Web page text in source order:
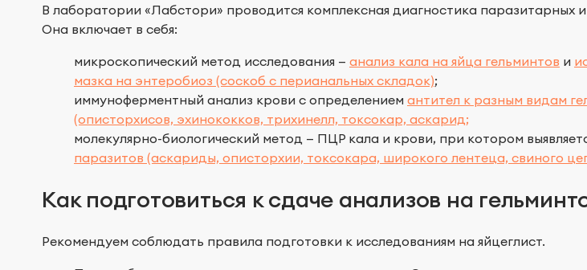
В лаборатории «Лабстори» проводится комплексная диагностика паразитарных
Она включает в себя:
микроскопический метод исследования — анализ кала на яйца гельминтов и
мазка на энтеробиоз (соскоб с перианальных складок);
иммуноферментный анализ крови с определением антител к разным видам
(описторхисов, эхинококков, трихинелл, токсокар, аскарид;
молекулярно-биологический метод — ПЦР кала и крови, при котором
паразитов (аскариды, описторхии, токсокара, широкого лентеца, свиного
Как подготовиться к сдаче анализов на
Рекомендуем соблюдать правила подготовки к исследованиям на яйцеглист.